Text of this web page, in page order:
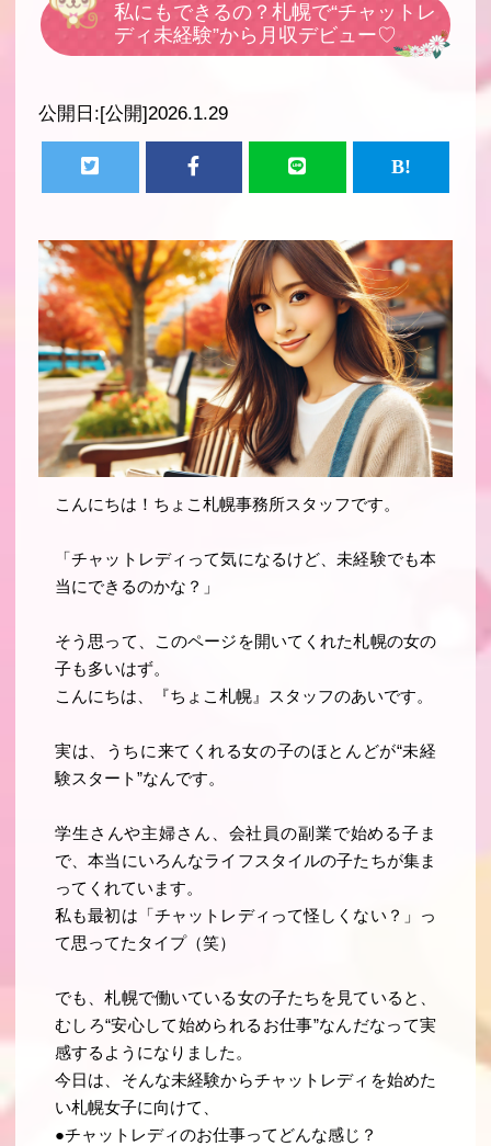
私にもできるの？札幌で“チャットレ
ディ未経験”から月収デビュー♡
公開日:[公開]2026.1.29
こんにちは！ちょこ札幌事務所スタッフです。
「チャットレディって気になるけど、未経験でも本
当にできるのかな？」
そう思って、このページを開いてくれた札幌の女の
子も多いはず。
こんにちは、『ちょこ札幌』スタッフのあいです。
実は、うちに来てくれる女の子のほとんどが“未経
験スタート”なんです。
学生さんや主婦さん、会社員の副業で始める子ま
で、本当にいろんなライフスタイルの子たちが集ま
ってくれています。
私も最初は「チャットレディって怪しくない？」っ
て思ってたタイプ（笑）
でも、札幌で働いている女の子たちを見ていると、
むしろ“安心して始められるお仕事”なんだなって実
感するようになりました。
今日は、そんな未経験からチャットレディを始めた
い札幌女子に向けて、
●チャットレディのお仕事ってどんな感じ？